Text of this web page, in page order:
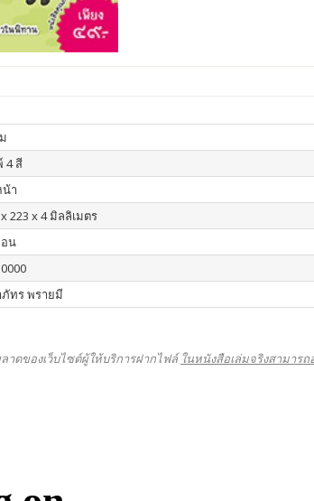
4 สี
น้า
223 x 4 มิลลิเมตร
น
ทร พรายมี
าดของเว็บไซต์ผู้ให้บริการฝากไฟล์ ในหนังสือเล่มจริงสามาร